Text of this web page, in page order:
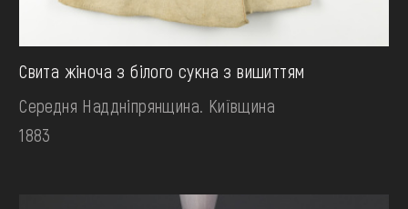
Свита жіноча з білого сукна з вишиттям
Середня Наддніпрянщина. Київщина
1883